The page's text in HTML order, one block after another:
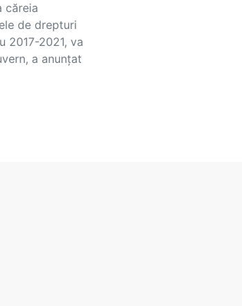
căreia
de drepturi
2017-2021, va
a anunțat